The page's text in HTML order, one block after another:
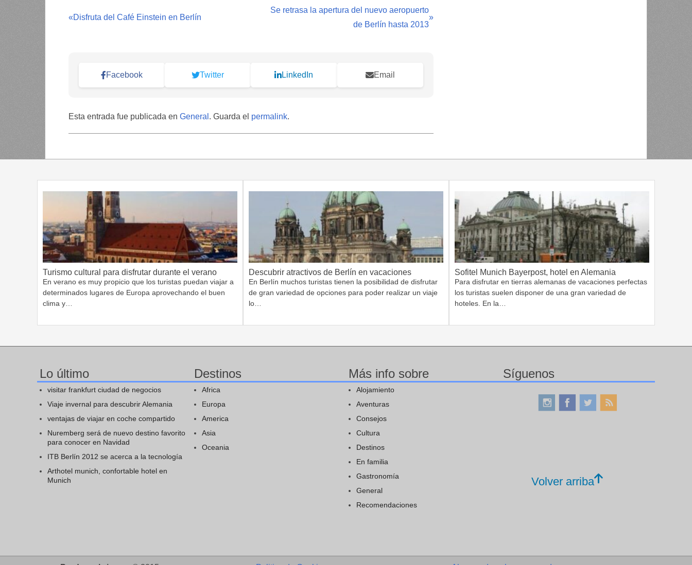
«Disfruta del Café Einstein en Berlín
Se retrasa la apertura del nuevo aeropuerto
de Berlín hasta 2013
»
Facebook Twitter LinkedIn Email
Esta entrada fue publicada en General . Guarda el permalink.
Turismo cultural para disfrutar durante el verano
En verano es muy propicio que los turistas puedan viajar a
determinados lugares de Europa aprovechando el buen
clima y…
Descubrir atractivos de Berlín en vacaciones
En Berlín muchos turistas tienen la posibilidad de disfrutar
de gran variedad de opciones para poder realizar un viaje
lo…
Sofitel Munich Bayerpost, hotel en Alemania
Para disfrutar en tierras alemanas de vacaciones perfectas
los turistas suelen disponer de una gran variedad de
hoteles. En la…
Lo último
visitar frankfurt ciudad de negocios
Viaje invernal para descubrir Alemania
ventajas de viajar en coche compartido
Nuremberg será de nuevo destino favorito
para conocer en Navidad
ITB Berlín 2012 se acerca a la tecnología
Arthotel munich, confortable hotel en
Munich
Destinos
Africa
Europa
America
Asia
Oceania
Más info sobre
Alojamiento
Aventuras
Consejos
Cultura
Destinos
En familia
Gastronomía
General
Recomendaciones
Síguenos
Volver arriba